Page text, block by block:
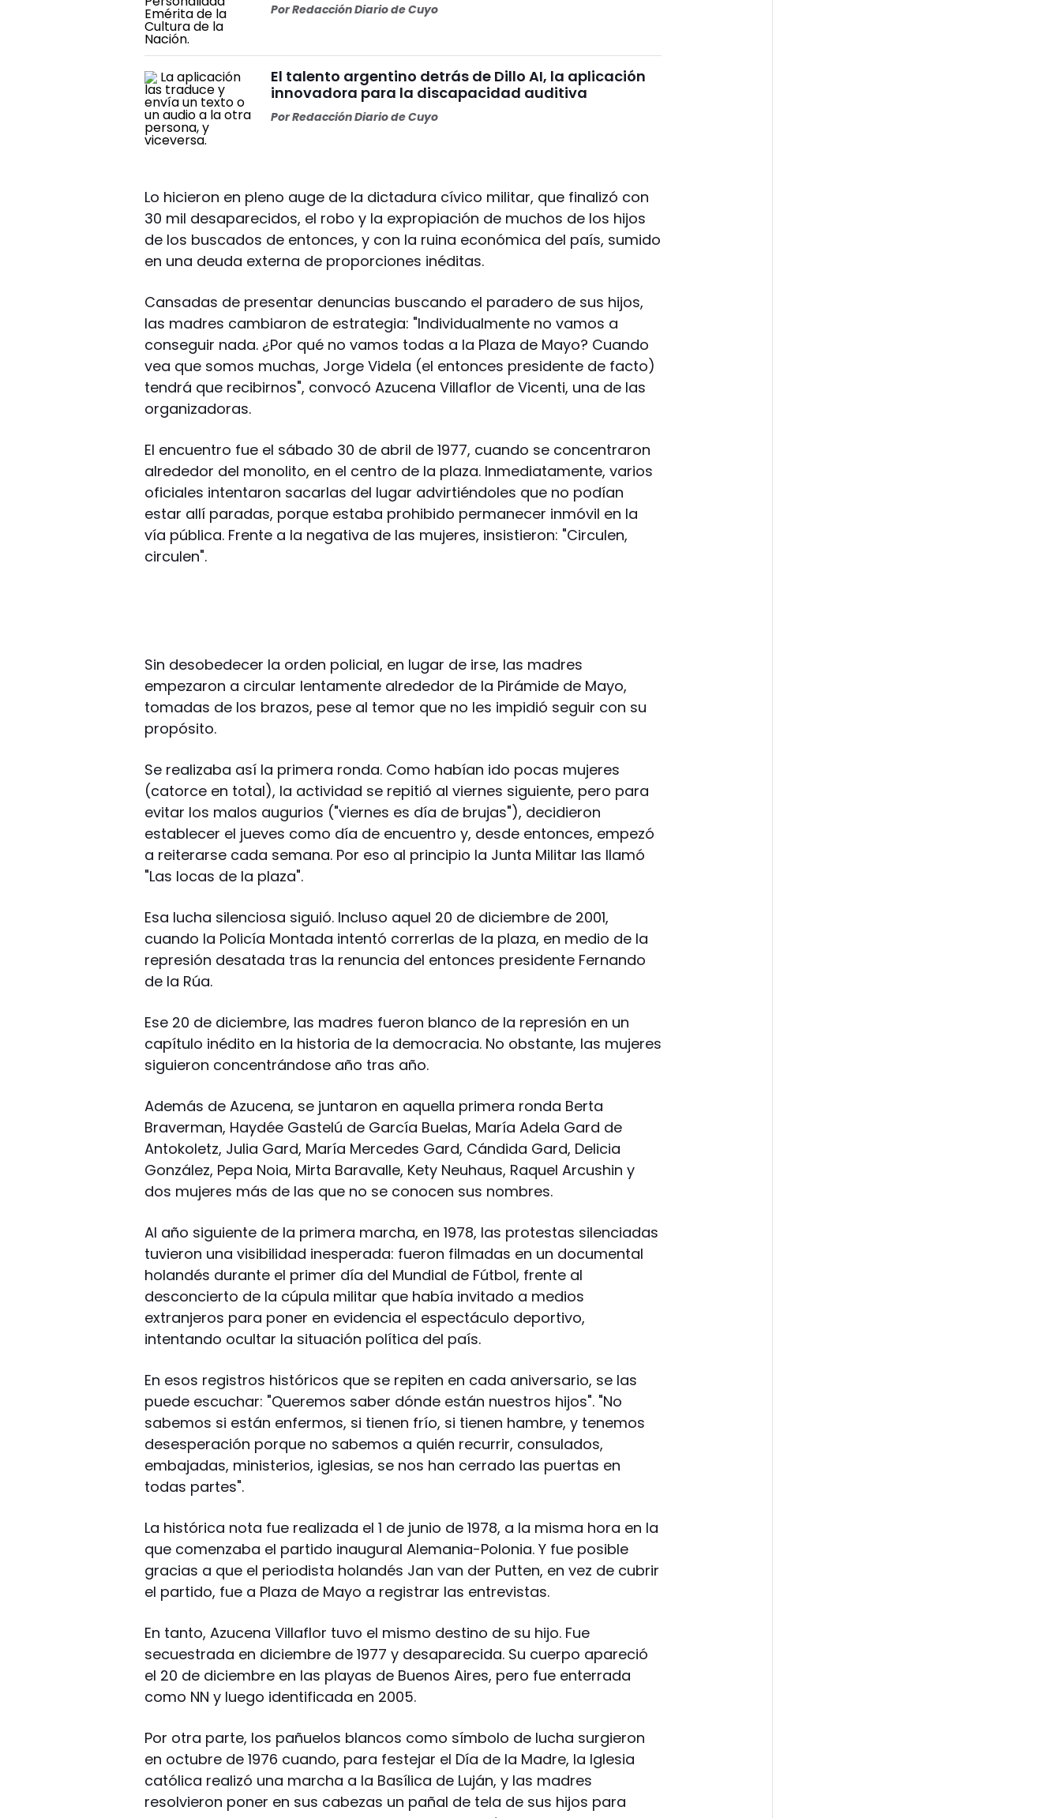
PorRedacción Diario de Cuyo
El talento argentino detrás de Dillo AI, la aplicación
innovadora para la discapacidad auditiva
PorRedacción Diario de Cuyo
Lo hicieron en pleno auge de la dictadura cívico militar, que finalizó con
30 mil desaparecidos, el robo y la expropiación de muchos de los hijos
de los buscados de entonces, y con la ruina económica del país, sumido
en una deuda externa de proporciones inéditas.
Cansadas de presentar denuncias buscando el paradero de sus hijos,
las madres cambiaron de estrategia: "Individualmente no vamos a
conseguir nada. ¿Por qué no vamos todas a la Plaza de Mayo? Cuando
vea que somos muchas, Jorge Videla (el entonces presidente de facto)
tendrá que recibirnos", convocó Azucena Villaflor de Vicenti, una de las
organizadoras.
El encuentro fue el sábado 30 de abril de 1977, cuando se concentraron
alrededor del monolito, en el centro de la plaza. Inmediatamente, varios
oficiales intentaron sacarlas del lugar advirtiéndoles que no podían
estar allí paradas, porque estaba prohibido permanecer inmóvil en la
vía pública. Frente a la negativa de las mujeres, insistieron: "Circulen,
circulen".
Sin desobedecer la orden policial, en lugar de irse, las madres
empezaron a circular lentamente alrededor de la Pirámide de Mayo,
tomadas de los brazos, pese al temor que no les impidió seguir con su
propósito.
Se realizaba así la primera ronda. Como habían ido pocas mujeres
(catorce en total), la actividad se repitió al viernes siguiente, pero para
evitar los malos augurios ("viernes es día de brujas"), decidieron
establecer el jueves como día de encuentro y, desde entonces, empezó
a reiterarse cada semana. Por eso al principio la Junta Militar las llamó
"Las locas de la plaza".
Esa lucha silenciosa siguió. Incluso aquel 20 de diciembre de 2001,
cuando la Policía Montada intentó correrlas de la plaza, en medio de la
represión desatada tras la renuncia del entonces presidente Fernando
de la Rúa.
Ese 20 de diciembre, las madres fueron blanco de la represión en un
capítulo inédito en la historia de la democracia. No obstante, las mujeres
siguieron concentrándose año tras año.
Además de Azucena, se juntaron en aquella primera ronda Berta
Braverman, Haydée Gastelú de García Buelas, María Adela Gard de
Antokoletz, Julia Gard, María Mercedes Gard, Cándida Gard, Delicia
González, Pepa Noia, Mirta Baravalle, Kety Neuhaus, Raquel Arcushin y
dos mujeres más de las que no se conocen sus nombres.
Al año siguiente de la primera marcha, en 1978, las protestas silenciadas
tuvieron una visibilidad inesperada: fueron filmadas en un documental
holandés durante el primer día del Mundial de Fútbol, frente al
desconcierto de la cúpula militar que había invitado a medios
extranjeros para poner en evidencia el espectáculo deportivo,
intentando ocultar la situación política del país.
En esos registros históricos que se repiten en cada aniversario, se las
puede escuchar: "Queremos saber dónde están nuestros hijos". "No
sabemos si están enfermos, si tienen frío, si tienen hambre, y tenemos
desesperación porque no sabemos a quién recurrir, consulados,
embajadas, ministerios, iglesias, se nos han cerrado las puertas en
todas partes".
La histórica nota fue realizada el 1 de junio de 1978, a la misma hora en la
que comenzaba el partido inaugural Alemania-Polonia. Y fue posible
gracias a que el periodista holandés Jan van der Putten, en vez de cubrir
el partido, fue a Plaza de Mayo a registrar las entrevistas.
En tanto, Azucena Villaflor tuvo el mismo destino de su hijo. Fue
secuestrada en diciembre de 1977 y desaparecida. Su cuerpo apareció
el 20 de diciembre en las playas de Buenos Aires, pero fue enterrada
como NN y luego identificada en 2005.
Por otra parte, los pañuelos blancos como símbolo de lucha surgieron
en octubre de 1976 cuando, para festejar el Día de la Madre, la Iglesia
católica realizó una marcha a la Basílica de Luján, y las madres
resolvieron poner en sus cabezas un pañal de tela de sus hijos para